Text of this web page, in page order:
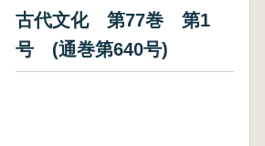
古代文化 第77巻 第1
号 (通巻第640号)